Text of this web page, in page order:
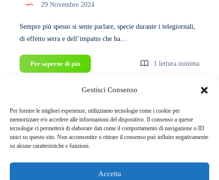
Gestisci Consenso
Per fornire le migliori esperienze, utilizziamo tecnologie come i cookie per
memorizzare e/o accedere alle informazioni del dispositivo. Il consenso a queste
tecnologie ci permetterà di elaborare dati come il comportamento di navigazione o ID
unici su questo sito. Non acconsentire o ritirare il consenso può influire negativamente
su alcune caratteristiche e funzioni.
Accetta
29 Novembre 2024
Sempre più spesso si sente parlare, specie durante i telegiornali,
di effetto serra e dell’impatto che ha…
Per saperne di piùChe
cos’è
quali
sono
le
principali
1 lettura minima
Precedente Pagina 2 di 2